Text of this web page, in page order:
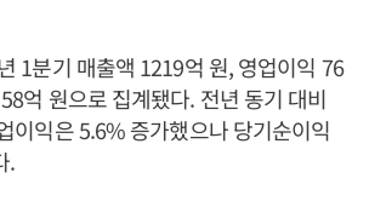
1분기 매출액 1219억 원, 영업이익 76
억 원으로 집계됐다. 전년 동기 대비
이익은 5.6% 증가했으나 당기순이익
.